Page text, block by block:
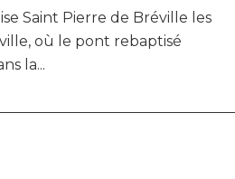
Saint Pierre de Bréville les
où le pont rebaptisé
la...